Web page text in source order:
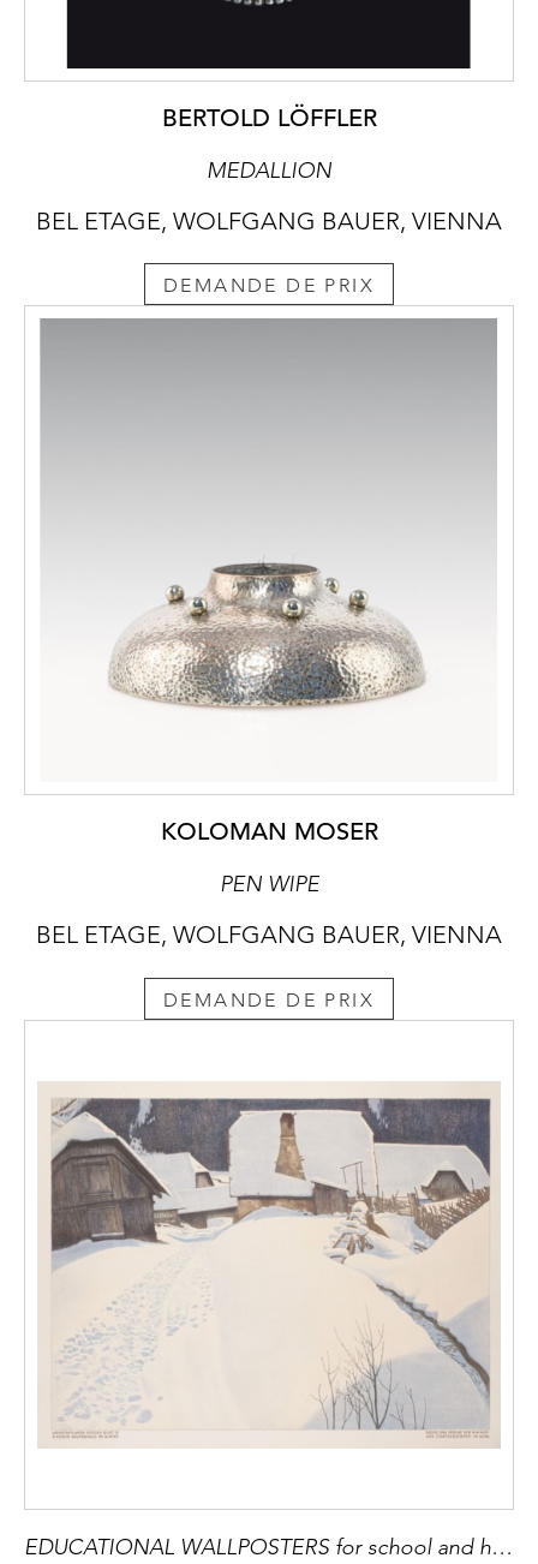
BERTOLD LÖFFLER
MEDALLION
BEL ETAGE, WOLFGANG BAUER, VIENNA
DEMANDE DE PRIX
KOLOMAN MOSER
PEN WIPE
BEL ETAGE, WOLFGANG BAUER, VIENNA
DEMANDE DE PRIX
EDUCATIONAL WALLPOSTERS for school and home